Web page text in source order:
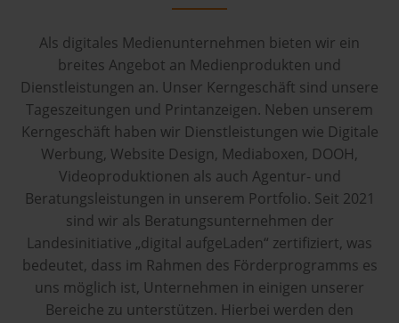
Als digitales Medienunternehmen bieten wir ein
breites Angebot an Medienprodukten und
Dienstleistungen an. Unser Kerngeschäft sind unsere
Tageszeitungen und Printanzeigen. Neben unserem
Kerngeschäft haben wir Dienstleistungen wie Digitale
Werbung, Website Design, Mediaboxen, DOOH,
Videoproduktionen als auch Agentur- und
Beratungsleistungen in unserem Portfolio. Seit 2021
sind wir als Beratungsunternehmen der
Landesinitiative „digital aufgeLaden“ zertifiziert, was
bedeutet, dass im Rahmen des Förderprogramms es
uns möglich ist, Unternehmen in einigen unserer
Bereiche zu unterstützen. Hierbei werden den